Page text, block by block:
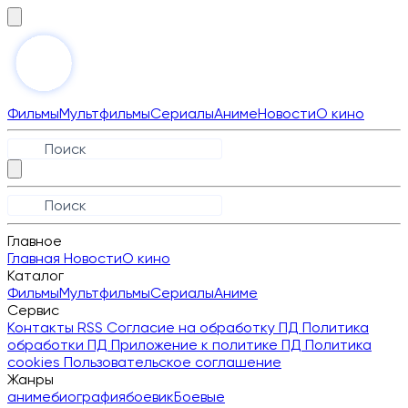
ФильмыМультфильмыСериалыАнимеНовостиО кино
Главное
Главная НовостиО кино
Каталог
ФильмыМультфильмыСериалыАниме
Сервис
Контакты RSS Согласие на обработку ПД Политика
обработки ПД Приложение к политике ПД Политика
cookies Пользовательское соглашение
Жанры
анимебиографиябоевикБоевые